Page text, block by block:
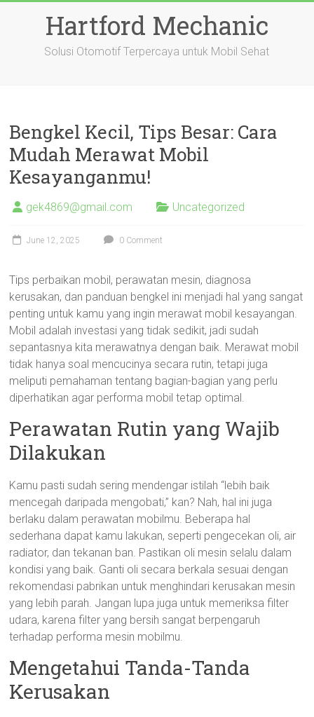
Hartford Mechanic
Solusi Otomotif Terpercaya untuk Mobil Sehat
Bengkel Kecil, Tips Besar: Cara
Mudah Merawat Mobil
Kesayanganmu!
gek4869@gmail.com Uncategorized
June 12, 2025 0 Comment
Tips perbaikan mobil, perawatan mesin, diagnosa
kerusakan, dan panduan bengkel ini menjadi hal yang sangat
penting untuk kamu yang ingin merawat mobil kesayangan.
Mobil adalah investasi yang tidak sedikit, jadi sudah
sepantasnya kita merawatnya dengan baik. Merawat mobil
tidak hanya soal mencucinya secara rutin, tetapi juga
meliputi pemahaman tentang bagian-bagian yang perlu
diperhatikan agar performa mobil tetap optimal.
Perawatan Rutin yang Wajib
Dilakukan
Kamu pasti sudah sering mendengar istilah “lebih baik
mencegah daripada mengobati,” kan? Nah, hal ini juga
berlaku dalam perawatan mobilmu. Beberapa hal
sederhana dapat kamu lakukan, seperti pengecekan oli, air
radiator, dan tekanan ban. Pastikan oli mesin selalu dalam
kondisi yang baik. Ganti oli secara berkala sesuai dengan
rekomendasi pabrikan untuk menghindari kerusakan mesin
yang lebih parah. Jangan lupa juga untuk memeriksa filter
udara, karena filter yang bersih sangat berpengaruh
terhadap performa mesin mobilmu.
Mengetahui Tanda-Tanda
Kerusakan